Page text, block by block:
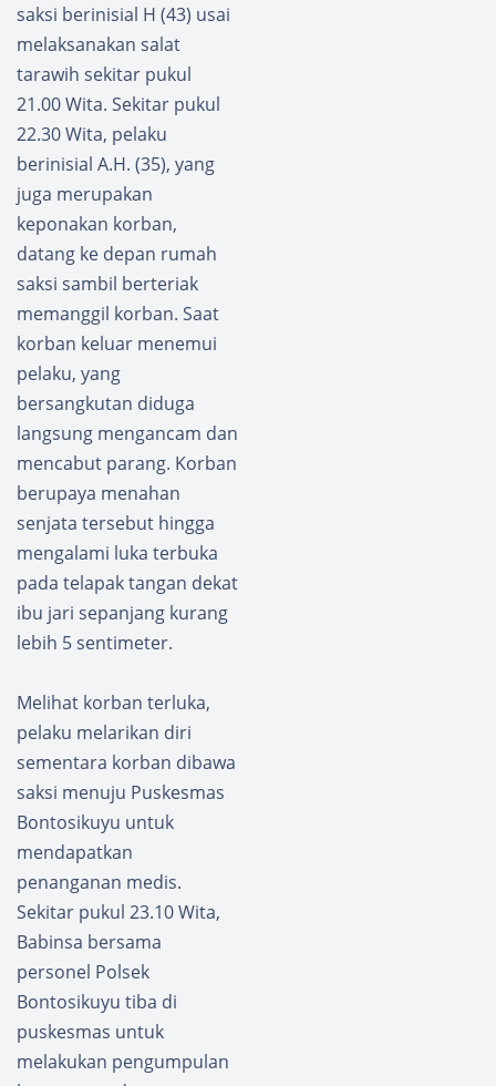
saksi berinisial H (43) usai
melaksanakan salat
tarawih sekitar pukul
21.00 Wita. Sekitar pukul
22.30 Wita, pelaku
berinisial A.H. (35), yang
juga merupakan
keponakan korban,
datang ke depan rumah
saksi sambil berteriak
memanggil korban. Saat
korban keluar menemui
pelaku, yang
bersangkutan diduga
langsung mengancam dan
mencabut parang. Korban
berupaya menahan
senjata tersebut hingga
mengalami luka terbuka
pada telapak tangan dekat
ibu jari sepanjang kurang
lebih 5 sentimeter.
Melihat korban terluka,
pelaku melarikan diri
sementara korban dibawa
saksi menuju Puskesmas
Bontosikuyu untuk
mendapatkan
penanganan medis.
Sekitar pukul 23.10 Wita,
Babinsa bersama
personel Polsek
Bontosikuyu tiba di
puskesmas untuk
melakukan pengumpulan